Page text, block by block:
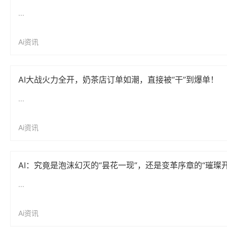
...
Ai资讯
AI大战火力全开，奶茶店订单如潮，直接被“干”到爆单！
...
Ai资讯
AI：究竟是泡沫幻灭的“昙花一现”，还是变革序章的“璀璨
...
Ai资讯